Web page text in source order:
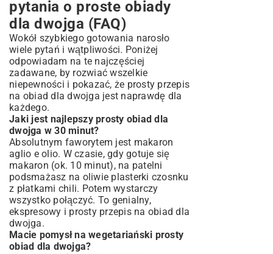
pytania o proste obiady
dla dwojga (FAQ)
Wokół szybkiego gotowania narosło
wiele pytań i wątpliwości. Poniżej
odpowiadam na te najczęściej
zadawane, by rozwiać wszelkie
niepewności i pokazać, że prosty przepis
na obiad dla dwojga jest naprawdę dla
każdego.
Jaki jest najlepszy prosty obiad dla
dwojga w 30 minut?
Absolutnym faworytem jest makaron
aglio e olio. W czasie, gdy gotuje się
makaron (ok. 10 minut), na patelni
podsmażasz na oliwie plasterki czosnku
z płatkami chili. Potem wystarczy
wszystko połączyć. To genialny,
ekspresowy i prosty przepis na obiad dla
dwojga.
Macie pomysł na wegetariański prosty
obiad dla dwojga?